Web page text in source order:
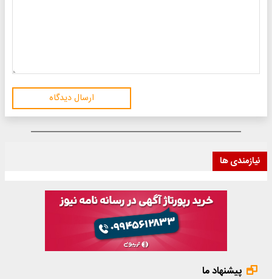
ارسال دیدگاه
نیازمندی ها
پیشنهاد ما